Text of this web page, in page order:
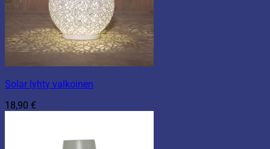
Solar lyhty valkoinen
18,90 €